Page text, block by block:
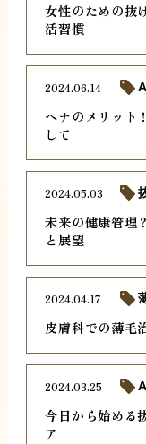
女性のための抜
活習慣
ヘナのメリット
して
2024.06.14
未来の健康管理
と展望
2024.05.03
皮膚科での薄毛
2024.04.17
今日から始める
ア
2024.03.25